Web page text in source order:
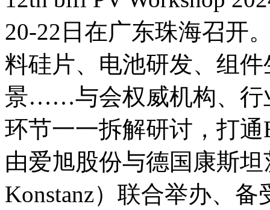
20-22日在广东珠海召开
料硅片、电池研发、组
景……与会权威机构、行
环节一一拆解研讨，打通
由爱旭股份与德国康斯
Konstanz）联合举办、